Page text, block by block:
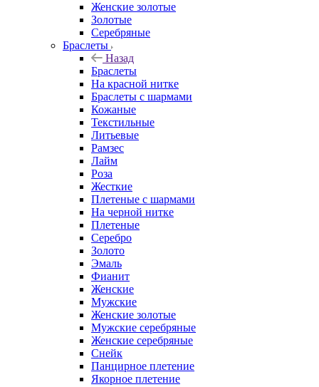
Женские золотые
Золотые
Серебряные
Браслеты
Назад
Браслеты
На красной нитке
Браслеты с шармами
Кожаные
Текстильные
Литьевые
Рамзес
Лайм
Роза
Жесткие
Плетеные с шармами
На черной нитке
Плетеные
Серебро
Золото
Эмаль
Фианит
Женские
Мужские
Женские золотые
Мужские серебряные
Женские серебряные
Снейк
Панцирное плетение
Якорное плетение